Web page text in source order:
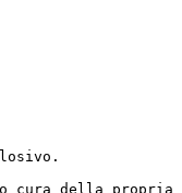
cura della